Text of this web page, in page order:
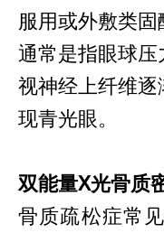
服用或外敷类
通常是指眼球
视神经上纤维
现青光眼。
双能量X光骨质
骨质疏松症常